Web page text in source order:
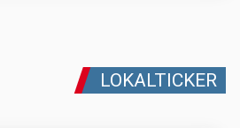
LOKALTICKER